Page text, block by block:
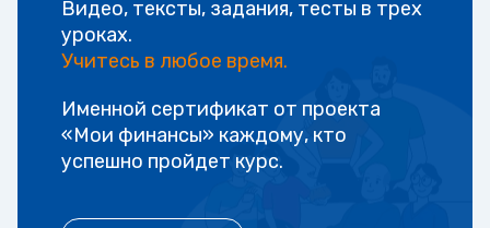
Видео, тексты, задания, тесты в трех
уроках.
Учитесь в любое время.
Именной сертификат от проекта
«Мои финансы» каждому, кто
успешно пройдет курс.